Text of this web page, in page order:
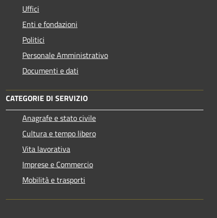
Uffici
Enti e fondazioni
Politici
Personale Amministrativo
Documenti e dati
CATEGORIE DI SERVIZIO
Anagrafe e stato civile
Cultura e tempo libero
Vita lavorativa
Imprese e Commercio
Mobilità e trasporti